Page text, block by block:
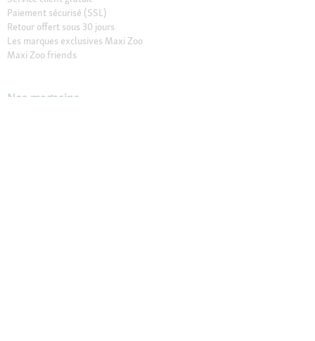
Paiement sécurisé (SSL)
Retour offert sous 30 jours
Les marques exclusives Maxi Zoo
Maxi Zoo friends
Nos magasins